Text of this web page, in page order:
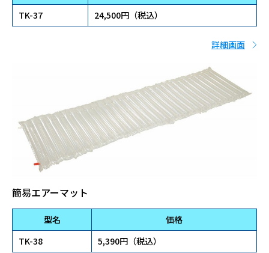
TK-37
24,500円（税込）
詳細画面
簡易エアーマット
型名
価格
TK-38
5,390円（税込）